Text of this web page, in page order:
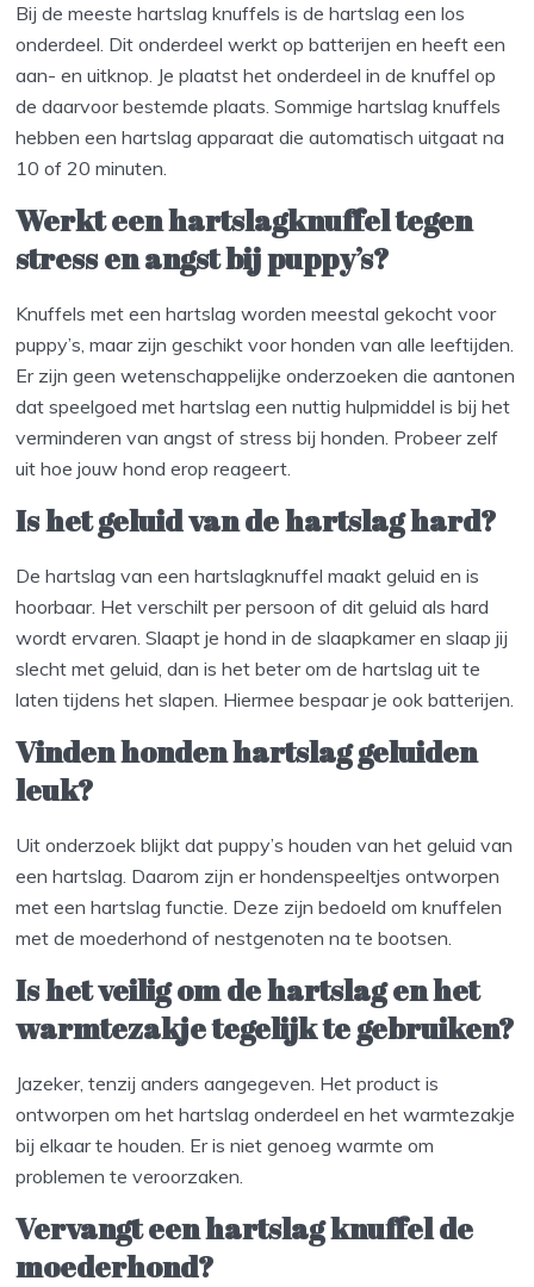
Bij de meeste hartslag knuffels is de hartslag een los
onderdeel. Dit onderdeel werkt op batterijen en heeft een
aan- en uitknop. Je plaatst het onderdeel in de knuffel op
de daarvoor bestemde plaats. Sommige hartslag knuffels
hebben een hartslag apparaat die automatisch uitgaat na
10 of 20 minuten.
Werkt een hartslagknuffel tegen
stress en angst bij puppy’s?
Knuffels met een hartslag worden meestal gekocht voor
puppy’s, maar zijn geschikt voor honden van alle leeftijden.
Er zijn geen wetenschappelijke onderzoeken die aantonen
dat speelgoed met hartslag een nuttig hulpmiddel is bij het
verminderen van angst of stress bij honden. Probeer zelf
uit hoe jouw hond erop reageert.
Is het geluid van de hartslag hard?
De hartslag van een hartslagknuffel maakt geluid en is
hoorbaar. Het verschilt per persoon of dit geluid als hard
wordt ervaren. Slaapt je hond in de slaapkamer en slaap jij
slecht met geluid, dan is het beter om de hartslag uit te
laten tijdens het slapen. Hiermee bespaar je ook batterijen.
Vinden honden hartslag geluiden
leuk?
Uit onderzoek blijkt dat puppy’s houden van het geluid van
een hartslag. Daarom zijn er hondenspeeltjes ontworpen
met een hartslag functie. Deze zijn bedoeld om knuffelen
met de moederhond of nestgenoten na te bootsen.
Is het veilig om de hartslag en het
warmtezakje tegelijk te gebruiken?
Jazeker, tenzij anders aangegeven. Het product is
ontworpen om het hartslag onderdeel en het warmtezakje
bij elkaar te houden. Er is niet genoeg warmte om
problemen te veroorzaken.
Vervangt een hartslag knuffel de
moederhond?